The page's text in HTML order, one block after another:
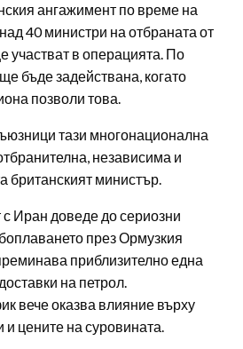
ангажимент по време на
40 министри на отбраната от
участват в операцията. По
бъде задействана, когато
позволи това.
тази многонационална
независима и
британският министър.
Иран доведе до сериозни
през Ормузкия
приблизително една
на петрол.
вече оказва влияние върху
и цените на суровината.